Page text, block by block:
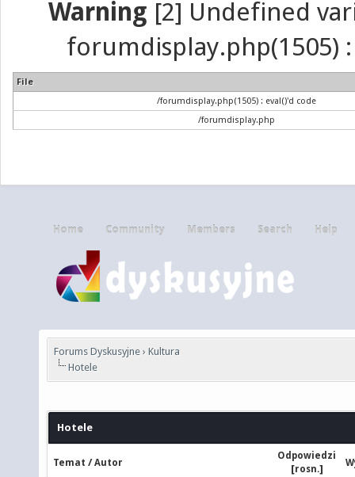
Warning [2] Undefined
forumdisplay.php(1505)
File
/forumdisplay.php(1505) : eval()'d code
/forumdisplay.php
Home Community Members Search Help
Forums Dyskusyjne › Kultura
Hotele
Hotele
Temat /Autor
Odpowiedzi
[rosn.]